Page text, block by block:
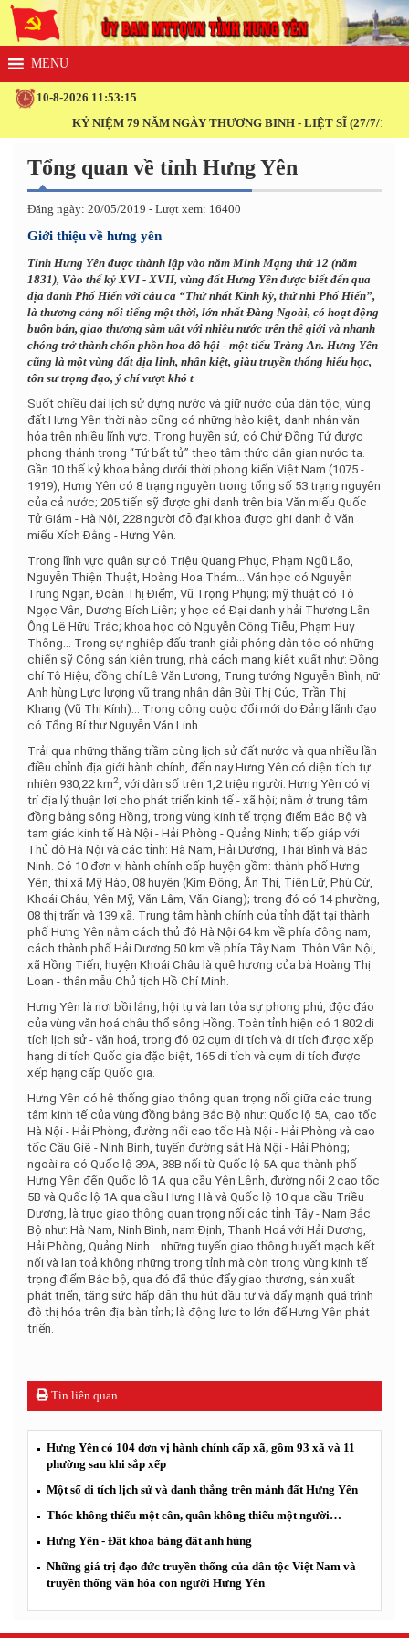
10-8-2026 11:53:16
KỶ NIỆM 79 NĂM NGÀY THƯƠNG BINH - LIỆT SĨ (27/7/1947 -
Tổng quan về tỉnh Hưng Yên
Đăng ngày: 20/05/2019 - Lượt xem: 16400
Giới thiệu về hưng yên
Tỉnh Hưng Yên được thành lập vào năm Minh Mạng thứ 12 (năm
1831), Vào thế kỷ XVI - XVII, vùng đất Hưng Yên được biết đến qua
địa danh Phố Hiến với câu ca “Thứ nhất Kinh kỳ, thứ nhì Phố Hiến”,
là thương cảng nổi tiếng một thời, lớn nhất Đàng Ngoài, có hoạt động
buôn bán, giao thương sầm uất với nhiều nước trên thế giới và nhanh
chóng trở thành chốn phồn hoa đô hội - một tiểu Tràng An. Hưng Yên
cũng là một vùng đất địa linh, nhân kiệt, giàu truyền thống hiếu học,
tôn sư trọng đạo, ý chí vượt khó t
Suốt chiều dài lịch sử dựng nước và giữ nước của dân tộc, vùng
đất Hưng Yên thời nào cũng có những hào kiệt, danh nhân văn
hóa trên nhiều lĩnh vực. Trong huyền sử, có Chử Đồng Tử được
phong thánh trong “Tứ bất tử” theo tâm thức dân gian nước ta.
Gần 10 thế kỷ khoa bảng dưới thời phong kiến Việt Nam (1075 -
1919), Hưng Yên có 8 trạng nguyên trong tổng số 53 trạng nguyên
của cả nước; 205 tiến sỹ được ghi danh trên bia Văn miếu Quốc
Tử Giám - Hà Nội, 228 người đỗ đại khoa được ghi danh ở Văn
miếu Xích Đằng - Hưng Yên.
Trong lĩnh vực quân sự có Triệu Quang Phục, Phạm Ngũ Lão,
Nguyễn Thiện Thuật, Hoàng Hoa Thám… Văn học có Nguyễn
Trung Ngạn, Đoàn Thị Điểm, Vũ Trọng Phụng; mỹ thuật có Tô
Ngọc Vân, Dương Bích Liên; y học có Đại danh y hải Thượng Lãn
Ông Lê Hữu Trác; khoa học có Nguyễn Công Tiễu, Phạm Huy
Thông… Trong sự nghiệp đấu tranh giải phóng dân tộc có những
chiến sỹ Cộng sản kiên trung, nhà cách mạng kiệt xuất như: Đồng
chí Tô Hiệu, đồng chí Lê Văn Lương, Trung tướng Nguyễn Bình, nữ
Anh hùng Lực lượng vũ trang nhân dân Bùi Thị Cúc, Trần Thị
Khang (Vũ Thị Kính)… Trong công cuộc đổi mới do Đảng lãnh đạo
có Tổng Bí thư Nguyễn Văn Linh.
Trải qua những thăng trầm cùng lịch sử đất nước và qua nhiều lần
điều chỉnh địa giới hành chính, đến nay Hưng Yên có diện tích tự
nhiên 930,22 km2
, với dân số trên 1,2 triệu người. Hưng Yên có vị
trí địa lý thuận lợi cho phát triển kinh tế - xã hội; nằm ở trung tâm
đồng bằng sông Hồng, trong vùng kinh tế trọng điểm Bắc Bộ và
tam giác kinh tế Hà Nội - Hải Phòng - Quảng Ninh; tiếp giáp với
Thủ đô Hà Nội và các tỉnh: Hà Nam, Hải Dương, Thái Bình và Bắc
Ninh. Có 10 đơn vị hành chính cấp huyện gồm: thành phố Hưng
Yên, thị xã Mỹ Hào, 08 huyện (Kim Động, Ân Thi, Tiên Lữ, Phù Cừ,
Khoái Châu, Yên Mỹ, Văn Lâm, Văn Giang); trong đó có 14 phường,
08 thị trấn và 139 xã. Trung tâm hành chính của tỉnh đặt tại thành
phố Hưng Yên nằm cách thủ đô Hà Nội 64 km về phía đông nam,
cách thành phố Hải Dương 50 km về phía Tây Nam. Thôn Vân Nội,
xã Hồng Tiến, huyện Khoái Châu là quê hương của bà Hoàng Thị
Loan - thân mẫu Chủ tịch Hồ Chí Minh.
Hưng Yên là nơi bồi lắng, hội tụ và lan tỏa sự phong phú, độc đáo
của vùng văn hoá châu thổ sông Hồng. Toàn tỉnh hiện có 1.802 di
tích lịch sử - văn hoá, trong đó 02 cụm di tích và di tích được xếp
hạng di tích Quốc gia đặc biệt, 165 di tích và cụm di tích được
xếp hạng cấp Quốc gia.
Hưng Yên có hệ thống giao thông quan trọng nối giữa các trung
tâm kinh tế của vùng đồng bằng Bắc Bộ như: Quốc lộ 5A, cao tốc
Hà Nội - Hải Phòng, đường nối cao tốc Hà Nội - Hải Phòng và cao
tốc Cầu Giẽ - Ninh Bình, tuyến đường sắt Hà Nội - Hải Phòng;
ngoài ra có Quốc lộ 39A, 38B nối từ Quốc lộ 5A qua thành phố
Hưng Yên đến Quốc lộ 1A qua cầu Yên Lệnh, đường nối 2 cao tốc
5B và Quốc lộ 1A qua cầu Hưng Hà và Quốc lộ 10 qua cầu Triều
Dương, là trục giao thông quan trọng nối các tỉnh Tây - Nam Bắc
Bộ như: Hà Nam, Ninh Bình, nam Định, Thanh Hoá với Hải Dương,
Hải Phòng, Quảng Ninh… những tuyến giao thông huyết mạch kết
nối và lan toả không những trong tỉnh mà còn trong vùng kinh tế
trọng điểm Bắc bộ, qua đó đã thúc đẩy giao thương, sản xuất
phát triển, tăng sức hấp dẫn thu hút đầu tư và đẩy mạnh quá trình
đô thị hóa trên địa bàn tỉnh; là động lực to lớn để Hưng Yên phát
triển.
Tin liên quan
Hưng Yên có 104 đơn vị hành chính cấp xã, gồm 93 xã và 11
phường sau khi sắp xếp
Một số di tích lịch sử và danh thắng trên mảnh đất Hưng Yên
Thóc không thiếu một cân, quân không thiếu một người…
Hưng Yên - Đất khoa bảng đất anh hùng
Những giá trị đạo đức truyền thống của dân tộc Việt Nam và
truyền thống văn hóa con người Hưng Yên